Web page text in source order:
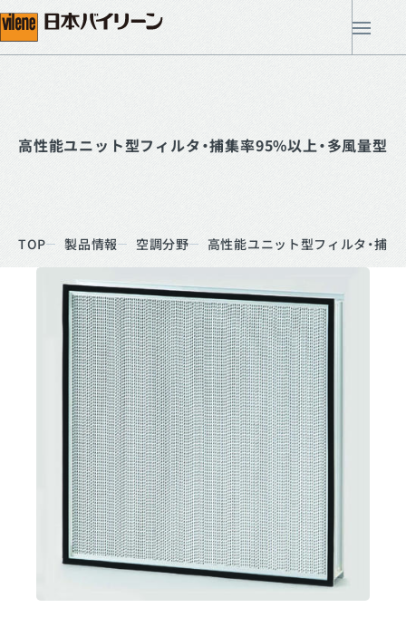
高性能ユニット型フィルタ・捕集率95%以上・多風量型
TOP 製品情報 空調分野 高性能ユニット型フィルタ・捕